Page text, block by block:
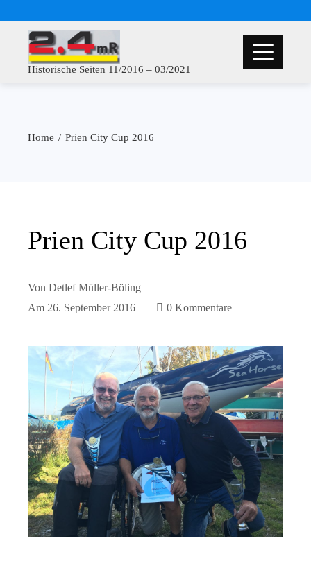
Historische Seiten 11/2016 – 03/2021
Home Prien City Cup 2016
Prien City Cup 2016
Von Detlef Müller-Böling
Am 26. September 2016 0 Kommentare